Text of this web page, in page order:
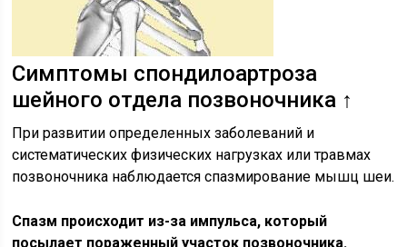
Симптомы спондилоартроза
шейного отдела позвоночника ↑
При развитии определенных заболеваний и
систематических физических нагрузках или травмах
позвоночника наблюдается спазмирование мышц шеи.
Спазм происходит из-за импульса, который
посылает пораженный участок позвоночника.